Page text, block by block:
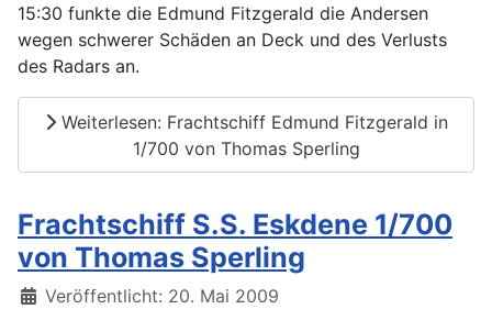
15:30 funkte die Edmund Fitzgerald die Andersen
wegen schwerer Schäden an Deck und des Verlusts
des Radars an.
Weiterlesen: Frachtschiff Edmund Fitzgerald in
1/700 von Thomas Sperling
Frachtschiff S.S. Eskdene 1/700
von Thomas Sperling
Details
Veröffentlicht: 20. Mai 2009